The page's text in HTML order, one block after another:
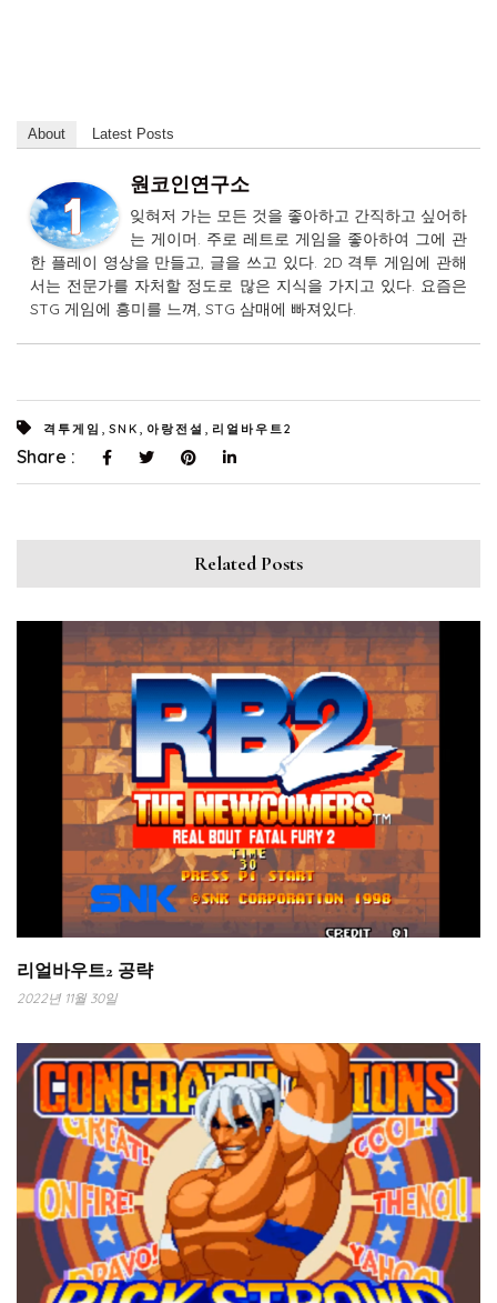
About Latest Posts
원코인연구소
잊혀저 가는 모든 것을 좋아하고 간직하고 싶어하
는 게이머. 주로 레트로 게임을 좋아하여 그에 관
한 플레이 영상을 만들고, 글을 쓰고 있다. 2D 격투 게임에 관해
서는 전문가를 자처할 정도로 많은 지식을 가지고 있다. 요즘은
STG 게임에 흥미를 느껴, STG 삼매에 빠져있다.
격투게임 , SNK , 아랑전설 , 리얼바우트2
Share :
Related Posts
리얼바우트2 공략
2022년 11월 30일